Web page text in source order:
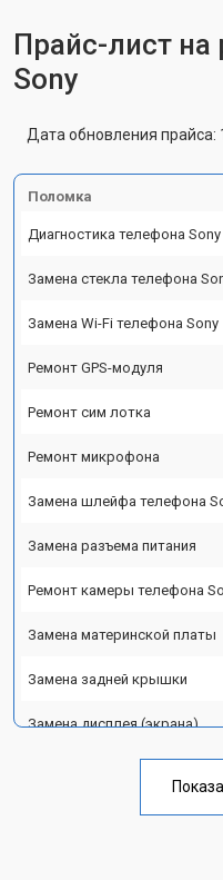
Прайс-лист
Sony
Дата обновления прайса:
Поломка
Диагностика телефона Sony
Замена стекла телефона
Замена Wi-Fi телефона Sony
Ремонт GPS-модуля
Ремонт сим лотка
Ремонт микрофона
Замена шлейфа телефона
Замена разъема питания
Ремонт камеры телефона
Замена материнской платы
Замена задней крышки
Замена дисплея (экрана)
Замена кнопки включения